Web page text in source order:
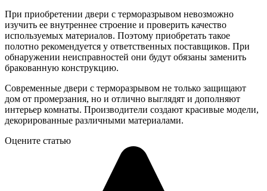
При приобретении двери с терморазрывом невозможно
изучить ее внутреннее строение и проверить качество
используемых материалов. Поэтому приобретать такое
полотно рекомендуется у ответственных поставщиков. При
обнаружении неисправностей они будут обязаны заменить
бракованную конструкцию.
Современные двери с терморазрывом не только защищают
дом от промерзания, но и отлично выглядят и дополняют
интерьер комнаты. Производители создают красивые модели,
декорированные различными материалами.
Оцените статью